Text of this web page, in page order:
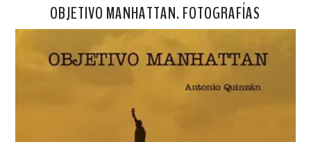
OBJETIVO MANHATTAN. FOTOGRAFÍAS